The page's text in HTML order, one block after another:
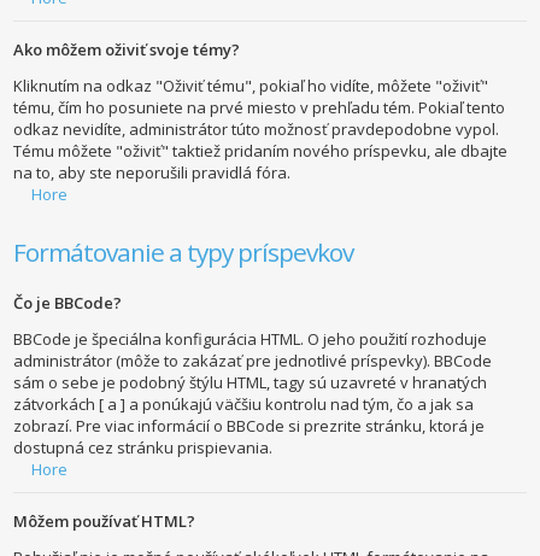
Ako môžem oživiť svoje témy?
Kliknutím na odkaz "Oživiť tému", pokiaľ ho vidíte, môžete "oživiť"
tému, čím ho posuniete na prvé miesto v prehľadu tém. Pokiaľ tento
odkaz nevidíte, administrátor túto možnosť pravdepodobne vypol.
Tému môžete "oživiť" taktiež pridaním nového príspevku, ale dbajte
na to, aby ste neporušili pravidlá fóra.
Hore
Formátovanie a typy príspevkov
Čo je BBCode?
BBCode je špeciálna konfigurácia HTML. O jeho použití rozhoduje
administrátor (môže to zakázať pre jednotlivé príspevky). BBCode
sám o sebe je podobný štýlu HTML, tagy sú uzavreté v hranatých
zátvorkách [ a ] a ponúkajú väčšiu kontrolu nad tým, čo a jak sa
zobrazí. Pre viac informácií o BBCode si prezrite stránku, ktorá je
dostupná cez stránku prispievania.
Hore
Môžem používať HTML?